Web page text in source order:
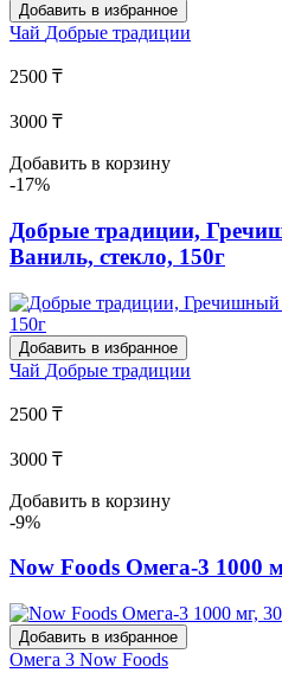
Добавить в избранное
Чай Добрые традиции
2500 ₸
3000 ₸
Добавить в корзину
-17%
Добрые традиции,
Ваниль, стекло, 150г
Добавить в избранное
Чай Добрые традиции
2500 ₸
3000 ₸
Добавить в корзину
-9%
Now Foods Омега-3 1000
Добавить в избранное
Омега 3 Now Foods